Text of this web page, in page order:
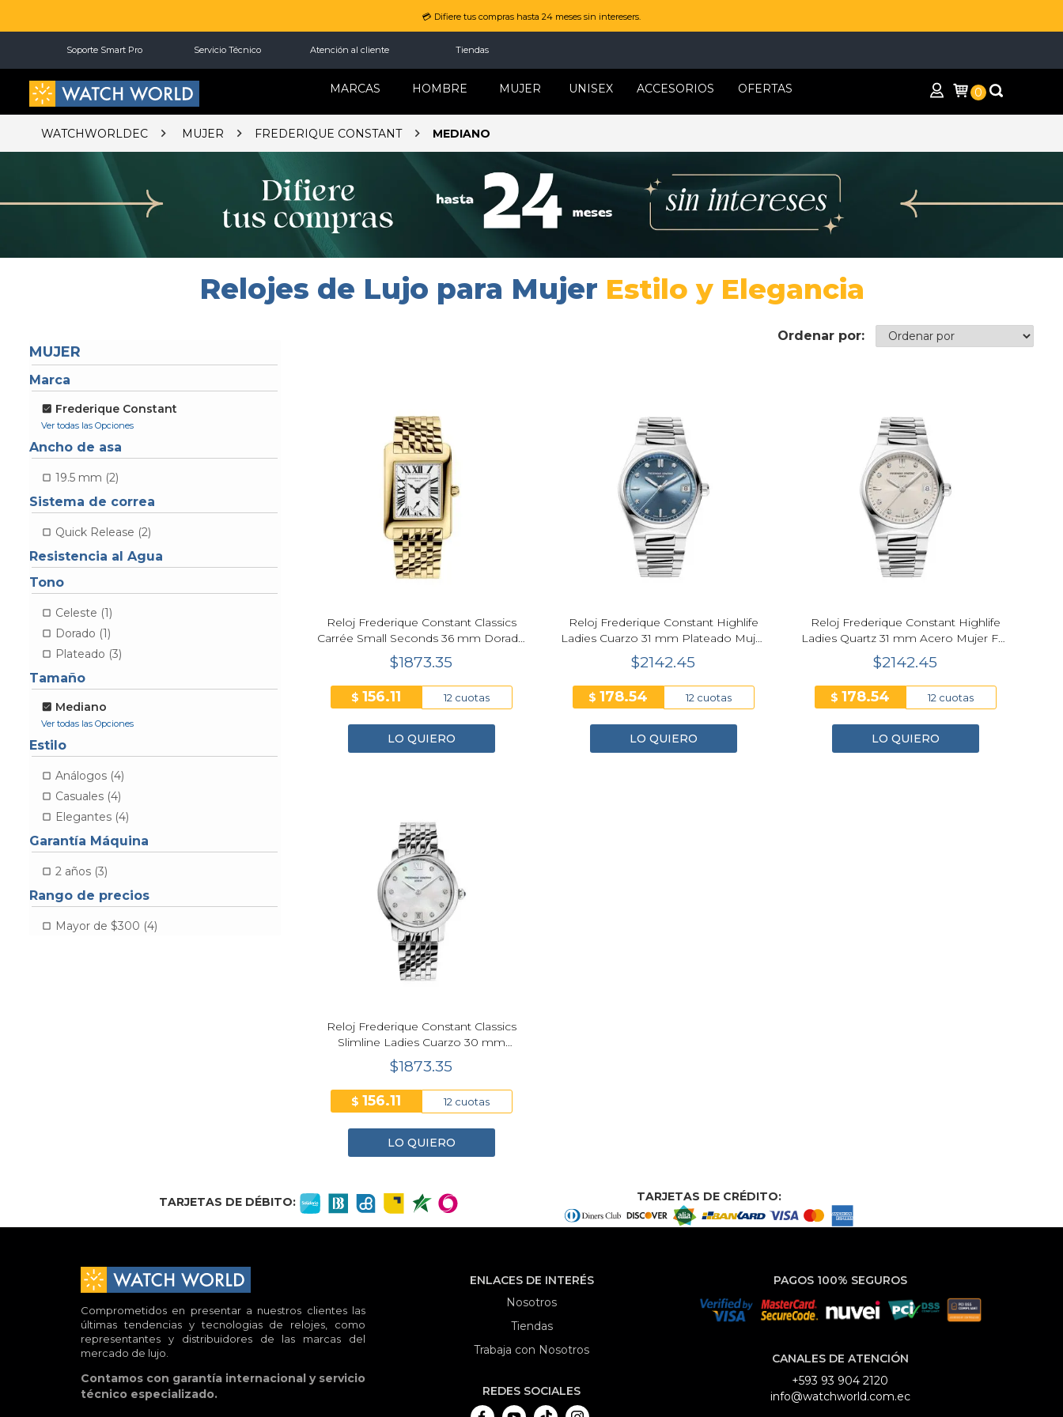
💳 Difiere tus compras hasta 24 meses sin interesers.
Soporte Smart Pro Servicio Técnico Atención al cliente Tiendas
MARCAS HOMBRE MUJER UNISEX ACCESORIOS OFERTAS 0
WATCHWORLDEC MUJER FREDERIQUE CONSTANT MEDIANO
Relojes de Lujo para Mujer Estilo y Elegancia
MUJER
Marca
Frederique Constant
Ancho de asa
19.5 mm (2)
Sistema de correa
Quick Release (2)
Resistencia al Agua
Tono
Celeste (1)
Dorado (1)
Plateado (3)
Tamaño
Mediano
Estilo
Análogos (4)
Casuales (4)
Elegantes (4)
Garantía Máquina
2 años (3)
Rango de precios
Mayor de $300 (4)
Ordenar por:
Reloj Frederique Constant Classics
Carrée Small Seconds 36 mm Dorado
Mujer FC-235S2C5B
$1873.35
$ 156.11 12 cuotas
LO QUIERO
Reloj Frederique Constant Highlife
Ladies Cuarzo 31 mm Plateado Mujer
FC-240LND2NH26B
$2142.45
$ 178.54 12 cuotas
LO QUIERO
Reloj Frederique Constant Highlife
Ladies Quartz 31 mm Acero Mujer FC-
240BGD2NH6B
$2142.45
$ 178.54 12 cuotas
LO QUIERO
Reloj Frederique Constant Classics
Slimline Ladies Cuarzo 30 mm
Plateado Mujer FC-220MPWD1S26B
$1873.35
$ 156.11 12 cuotas
LO QUIERO
TARJETAS DE DÉBITO: TARJETAS DE CRÉDITO:
Comprometidos en presentar a nuestros clientes las
últimas tendencias y tecnologias de relojes, como
representantes y distribuidores de las marcas del
mercado de lujo.
Contamos con garantía internacional y servicio
técnico especializado.
ENLACES DE INTERÉS
Nosotros
Tiendas
Trabaja con Nosotros
REDES SOCIALES
PAGOS 100% SEGUROS
CANALES DE ATENCIÓN
+593 93 904 2120
info@watchworld.com.ec